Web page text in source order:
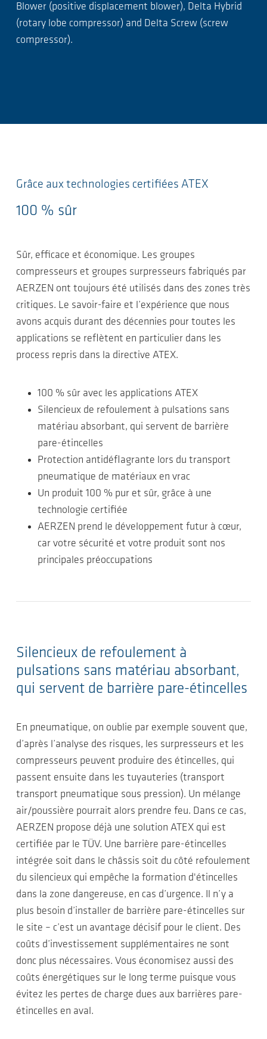
Blower (positive displacement blower), Delta Hybrid
(rotary lobe compressor) and Delta Screw (screw
compressor).
Grâce aux technologies certifiées ATEX
100 % sûr
Sûr, efficace et économique. Les groupes
compresseurs et groupes surpresseurs fabriqués par
AERZEN ont toujours été utilisés dans des zones très
critiques. Le savoir-faire et l’expérience que nous
avons acquis durant des décennies pour toutes les
applications se reflètent en particulier dans les
process repris dans la directive ATEX.
100 % sûr avec les applications ATEX
Silencieux de refoulement à pulsations sans
matériau absorbant, qui servent de barrière
pare-étincelles
Protection antidéflagrante lors du transport
pneumatique de matériaux en vrac
Un produit 100 % pur et sûr, grâce à une
technologie certifiée
AERZEN prend le développement futur à cœur,
car votre sécurité et votre produit sont nos
principales préoccupations
Silencieux de refoulement à
pulsations sans matériau absorbant,
qui servent de barrière pare-étincelles
En pneumatique, on oublie par exemple souvent que,
d’après l’analyse des risques, les surpresseurs et les
compresseurs peuvent produire des étincelles, qui
passent ensuite dans les tuyauteries (transport
transport pneumatique sous pression). Un mélange
air/poussière pourrait alors prendre feu. Dans ce cas,
AERZEN propose déjà une solution ATEX qui est
certifiée par le TÜV. Une barrière pare-étincelles
intégrée soit dans le châssis soit du côté refoulement
du silencieux qui empêche la formation d'étincelles
dans la zone dangereuse, en cas d’urgence. Il n’y a
plus besoin d’installer de barrière pare-étincelles sur
le site – c’est un avantage décisif pour le client. Des
coûts d’investissement supplémentaires ne sont
donc plus nécessaires. Vous économisez aussi des
coûts énergétiques sur le long terme puisque vous
évitez les pertes de charge dues aux barrières pare-
étincelles en aval.